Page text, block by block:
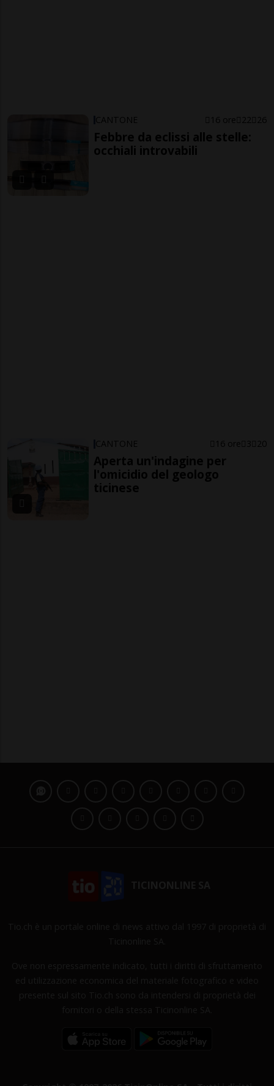
CANTONE 16 ore 22 26
Febbre da eclissi alle stelle:
occhiali introvabili
CANTONE 16 ore 3 20
Aperta un'indagine per
l'omicidio del geologo
ticinese